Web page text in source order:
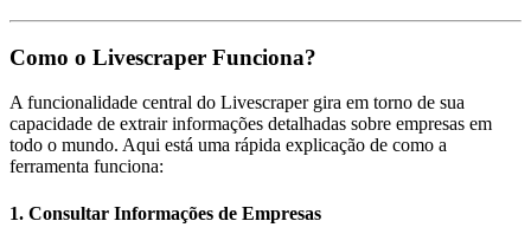
Como o Livescraper Funciona?
A funcionalidade central do Livescraper gira em torno de sua
capacidade de extrair informações detalhadas sobre empresas em
todo o mundo. Aqui está uma rápida explicação de como a
ferramenta funciona:
1. Consultar Informações de Empresas